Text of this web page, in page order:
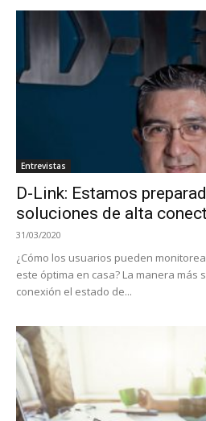
Entrevistas
D-Link: Estamos
soluciones de alta
31/03/2020
¿Cómo los usuarios pueden
este óptima en casa? La manera más
conexión el estado de...